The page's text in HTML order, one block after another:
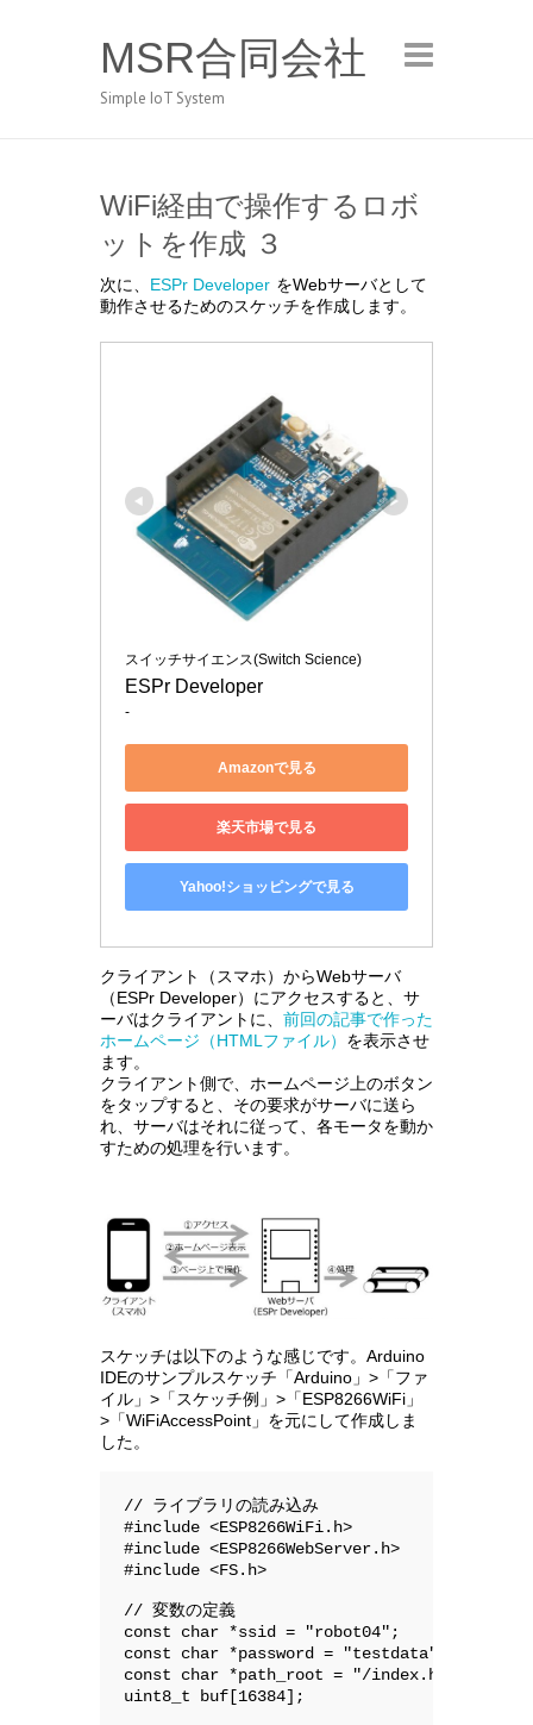
MSR合同会社
Simple IoT System
WiFi経由で操作するロボ
ットを作成 ３
次に、 ESPr Developer をWebサーバとして
動作させるためのスケッチを作成します。
スイッチサイエンス(Switch Science)
ESPr Developer
-
Amazonで見る
楽天市場で見る
Yahoo!ショッピングで見る
クライアント（スマホ）からWebサーバ
（ESPr Developer）にアクセスすると、サ
ーバはクライアントに、 前回の記事で作った
ホームページ（HTMLファイル） を表示させ
ます。
クライアント側で、ホームページ上のボタン
をタップすると、その要求がサーバに送ら
れ、サーバはそれに従って、各モータを動か
すための処理を行います。
スケッチは以下のような感じです。Arduino
IDEのサンプルスケッチ「Arduino」>「ファ
イル」>「スケッチ例」>「ESP8266WiFi」
>「WiFiAccessPoint」を元にして作成しま
した。
// ライブラリの読み込み
#include <ESP8266WiFi.h>               //
#include <ESP8266WebServer.h>          //
#include <FS.h>                        // ESP8266
// 変数の定義
const char *ssid = "robot04";          //
const char *password = "testdata";     //
const char *path_root = "/index.html"; //
uint8_t buf[16384];                    // 読み出し